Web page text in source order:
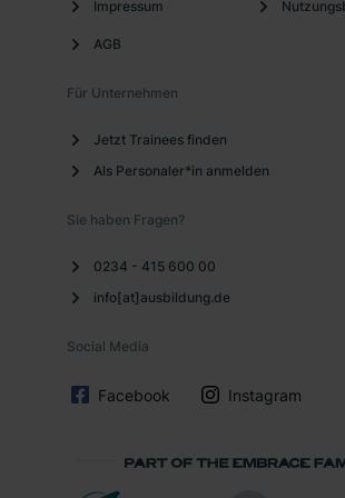
Impressum
AGB
Für Unternehmen
Jetzt Trainees finden
Als Personaler*in anmelden
Sie haben Fragen?
0234 - 415 600 00
info[at]ausbildung.de
Social Media
Facebook Instagram